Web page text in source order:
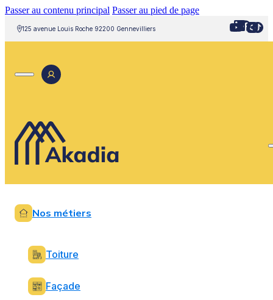
Passer au contenu principal Passer au pied de page
125 avenue Louis Roche 92200 Gennevilliers
Nos métiers
Toiture
Façade